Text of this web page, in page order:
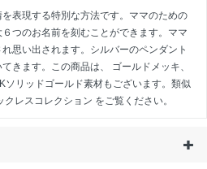
表現する特別な方法です。ママのための
つのお名前を刻むことができます。ママ
思い出されます。シルバーのペンダント
きます。この商品は、 ゴールドメッキ、
ソリッドゴールド素材もございます。類似
クレスコレクション をご覧ください。